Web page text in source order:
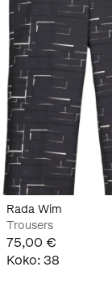
Rada Wim
Trousers
75,00 €
Koko: 38